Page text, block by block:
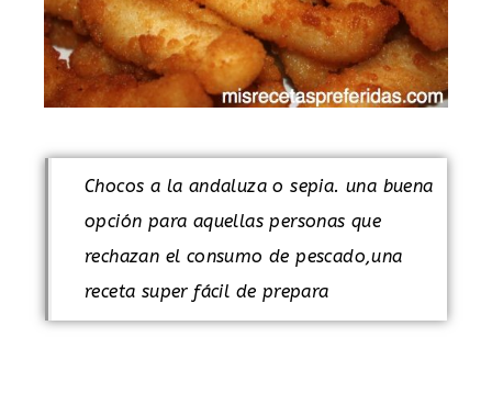
Chocos a la andaluza o sepia. una buena
opción para aquellas personas que
rechazan el consumo de pescado,una
receta super fácil de prepara